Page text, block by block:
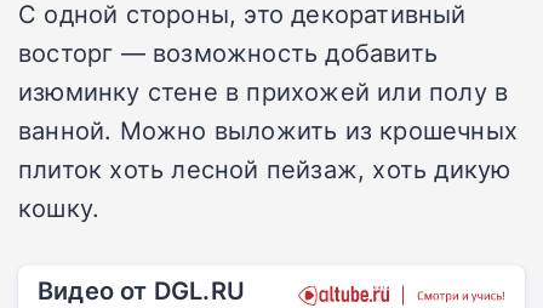
С одной стороны, это декоративный
восторг — возможность добавить
изюминку стене в прихожей или полу в
ванной. Можно выложить из крошечных
плиток хоть лесной пейзаж, хоть дикую
кошку.
Видео от DGL.RU